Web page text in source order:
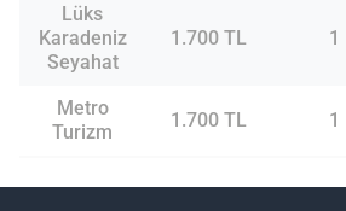
Lüks
Karadeniz
Seyahat
1.700 TL 1
Metro
Turizm
1.700 TL 1